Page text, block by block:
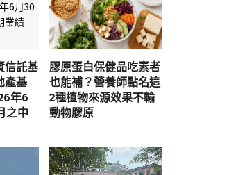
信託基
產基
年6
之中
膠原蛋白保健品吃素者
也能補？營養師點名這
2種植物來源效果不輸
動物膠原